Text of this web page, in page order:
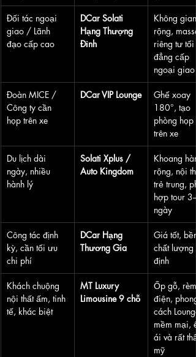
Đối tác ngoại
giao / Lãnh
đạo cấp cao
DCar Solati
Hạng Thượng
Đỉnh
Không gian
rộng,
riêng tư tối
đẳng cấp
ngoại giao
Đoàn MICE /
Công ty cần
họp trên xe
DCar VIP Lounge
Ghế xoay
180°, tạo
phòng họp
trên xe
Du lịch dài
ngày, nhiều
hành lý
Solati Xplus /
Auto Kingdom
Khoang
rộng, nội
trẻ trung,
hợp tour
ngày
Công tác định
kỳ, cần tối ưu
chi phí
DCar Hạng
Thương Gia
Giá tốt,
chất lượng
định
Khách chuộng
nội thất ấm, tinh
tế, khác biệt
MT Luxury
Limousine 9 chỗ
Ốp gỗ, rèm
điện, phong
cách Lounge
mềm mại,
ái và rất
mỹ